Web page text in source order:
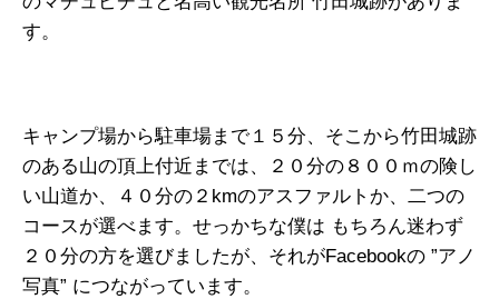
す。
キャンプ場から駐車場まで１５分、そこから竹田城跡
のある山の頂上付近までは、２０分の８００ｍの険し
い山道か、４０分の２kmのアスファルトか、二つの
コースが選べます。せっかちな僕は もちろん迷わず
２０分の方を選びましたが、それがFacebookの ”アノ
写真” につながっています。